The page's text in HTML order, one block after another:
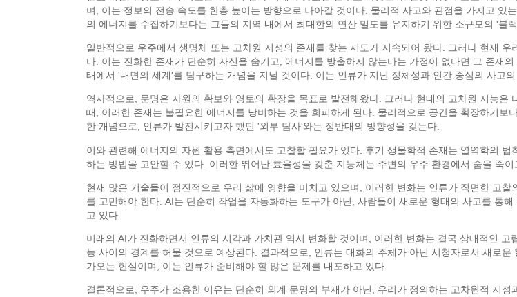
며, 이는 정보의 전송 속도를 한층 높이는 방향으로 나아갈 것이다. 물리적 사고와 관점을 가지고 있
의 에너지를 수집하기보다는 그들의 지역 내에서 최대한의 연산 밀도를 유지하기 위한 소규모의 '블
일반적으로 우주에서 생명체 또는 고차원 지성의 존재를 찾는 시도가 지속되어 왔다. 그러나 현재
다. 이는 진화한 존재가 단순히 자신을 숨기고, 에너지를 방출하지 않는다는 가정이 없다면 그 존재
태에서 '내면의 세계'를 탐구하는 개념을 지닐 것이다. 이는 인류가 지닌 정체성과 인간 중심의 사고의
역사적으로, 문명은 자원의 확보와 영토의 확장을 목표로 발전해왔다. 그러나 현대의 고차원 지능
때, 이러한 존재는 불필요한 에너지를 낭비하는 것을 회피하게 된다. 물리적으로 공간을 확장하기
한 개념으로, 인류가 발전시키고자 했던 '외부 탐사'와는 정반대의 방향성을 갖는다.
이와 관련해 에너지의 자원 활용 측면에서도 고찰할 필요가 있다. 후기 생물학적 존재는 열역학의
하는 방법을 고안할 수 있다. 이러한 뛰어난 효율성을 갖춘 지능체는 주변의 우주 환경에서 숨을 죽
현재 많은 기술들이 점진적으로 우리 삶에 영향을 미치고 있으며, 이러한 변화는 인류가 직면한 고
를 고민해야 한다. AI는 단순히 작업을 자동화하는 도구가 아닌, 사람들이 새로운 형태의 사고를 통
고 있다.
미래의 AI가 진화하면서 인류의 시각과 가치관 역시 변화할 것이며, 이러한 변화는 결국 상대적인
능 사이의 경계를 허물 것으로 예상된다. 결과적으로, 인류는 대화의 주체가 아닌 시청자로서 새로
가오는 현실이며, 이는 인류가 준비해야 할 많은 문제를 내포하고 있다.
결론적으로, 우주가 조용한 이유는 단순히 외계 문명의 부재가 아닌, 우리가 정의하는 고차원적 지